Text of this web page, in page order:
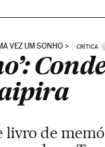
VEZ UM SONHO CRÍTICA
de